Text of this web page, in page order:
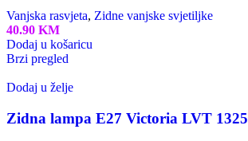
Vanjska rasvjeta, Zidne vanjske svjetiljke
40.90 KM
Dodaj u košaricu
Brzi pregled
Dodaj u želje
Zidna lampa E27 Victoria LVT 1325